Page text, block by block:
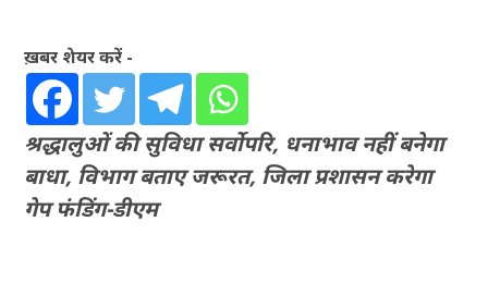
ख़बर शेयर करें -
श्रद्धालुओं की सुविधा सर्वाेपरि, धनाभाव नहीं बनेगा
बाधा, विभाग बताए जरूरत, जिला प्रशासन करेगा
गेप फंडिंग-डीएम